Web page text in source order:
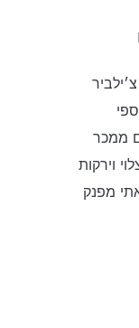
ממכר
וירקות
מפנק